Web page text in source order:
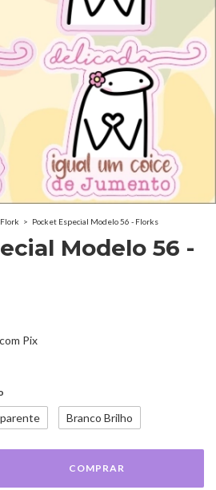
Flork > Pocket Especial Modelo 56 - Florks
Modelo 56 -
Pix
Branco Brilho